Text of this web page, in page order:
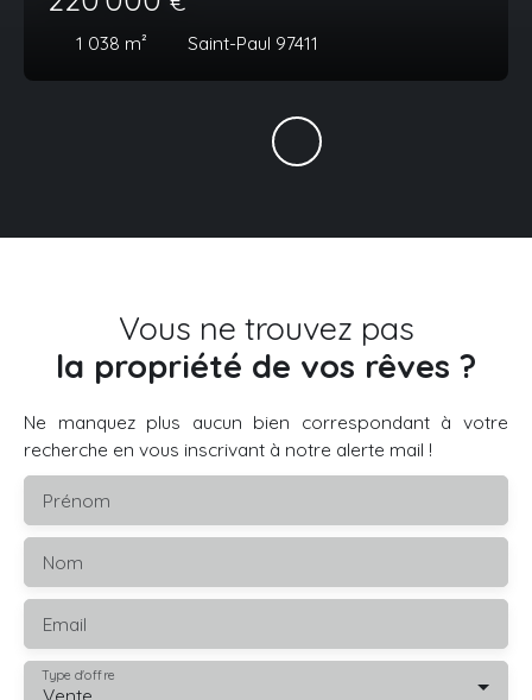
1 038 m² Saint-Paul 97411
Vous ne trouvez pas
la propriété de vos rêves ?
Ne manquez plus aucun bien correspondant à votre
recherche en vous inscrivant à notre alerte mail !
Prénom
Nom
Email
Vente
Type d'offre